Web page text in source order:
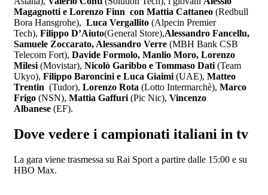
Magagnotti e Lorenzo Finn con Mattia Cattaneo (Redbull
Bora Hansgrohe), Luca Vergallito (Alpecin Premier
Tech), Filippo D’Aiuto(General Store),Alessandro Fancellu,
Samuele Zoccarato, Alessandro Verre (MBH Bank CSB
Telecom Fort), Davide Formolo, Manlio Moro, Lorenzo
Milesi (Movistar), Nicolò Garibbo e Tommaso Dati (Team
Ukyo), Filippo Baroncini e Luca Giaimi (UAE), Matteo
Trentin (Tudor), Lorenzo Rota (Lotto Intermarchè), Marco
Frigo (NSN), Mattia Gaffuri (Pic Nic), Vincenzo
Albanese (EF).
Dove vedere i campionati italiani in tv
La gara viene trasmessa su Rai Sport a partire dalle 15:00 e su
HBO Max.